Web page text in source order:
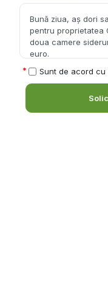
Sunt de acord cu